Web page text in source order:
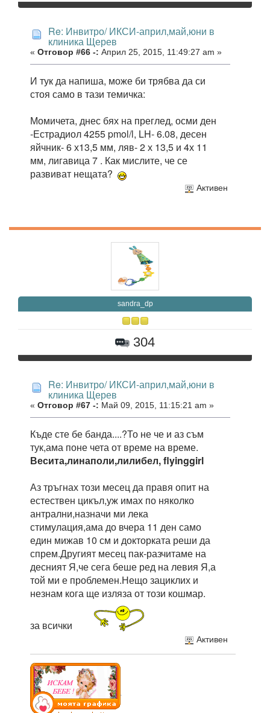
Re: Инвитро/ ИКСИ-април,май,юни в
клиника Щерев
« Отговор #66 -: Април 25, 2015, 11:49:27 am »
И тук да напиша, може би трябва да си
стоя само в тази темичка:
Момичета, днес бях на преглед, осми ден
-Естрадиол 4255 pmol/l, LH- 6.08, десен
яйчник- 6 х13,5 мм, ляв- 2 х 13,5 и 4х 11
мм, лигавица 7 . Как мислите, че се
развиват нещата?
Активен
sandra_dp
304
Re: Инвитро/ ИКСИ-април,май,юни в
клиника Щерев
« Отговор #67 -: Май 09, 2015, 11:15:21 am »
Къде сте бе банда....?То не че и аз съм
тук,ама поне чета от време на време.
Весита,линаполи,лилибел, flyinggirl
Аз тръгнах този месец да правя опит на
естествен цикъл,уж имах по няколко
антрални,назначи ми лека
стимулация,ама до вчера 11 ден само
един мижав 10 см и докторката реши да
спрем.Другият месец пак-разчитаме на
десният Я,че сега беше ред на левия Я,а
той ми е проблемен.Нещо зациклих и
незнам кога ще изляза от този кошмар.
за всички
Активен